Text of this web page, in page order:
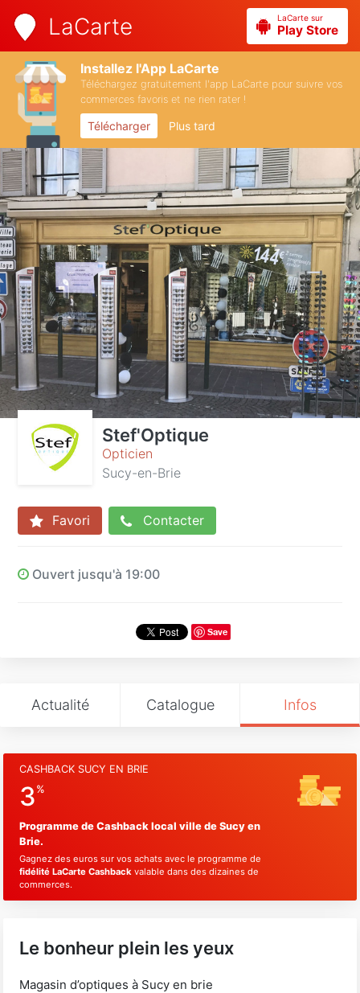
LaCarte LaCarte sur
Play Store
Installez l'App LaCarte
Téléchargez gratuitement l'app LaCarte pour suivre vos
commerces favoris et ne rien rater !
Télécharger Plus tard
Stef'Optique
Opticien
Sucy-en-Brie
Favori Contacter
Ouvert jusqu'à 19:00
Save
Actualité Catalogue Infos
CASHBACK SUCY EN BRIE
3 %
Programme de Cashback local ville de Sucy en
Brie.
Gagnez des euros sur vos achats avec le programme de
fidélité LaCarte Cashback valable dans des dizaines de
commerces.
Le bonheur plein les yeux
Magasin d’optiques à Sucy en brie